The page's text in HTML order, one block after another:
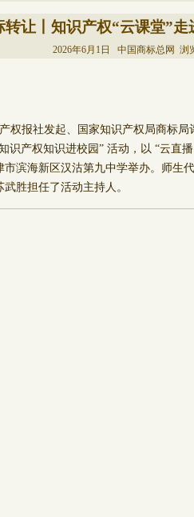
转让丨知识产权“云课堂”
2026年6月1日 中国商标总网 浏
权报社发起、国家知识产权局商标
识产权知识进校园” 活动，以 “云直
滨海新区汉沽第九中学举办。师生
胜担任了活动主持人。